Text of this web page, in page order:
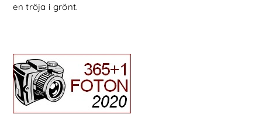
en tröja i grönt.